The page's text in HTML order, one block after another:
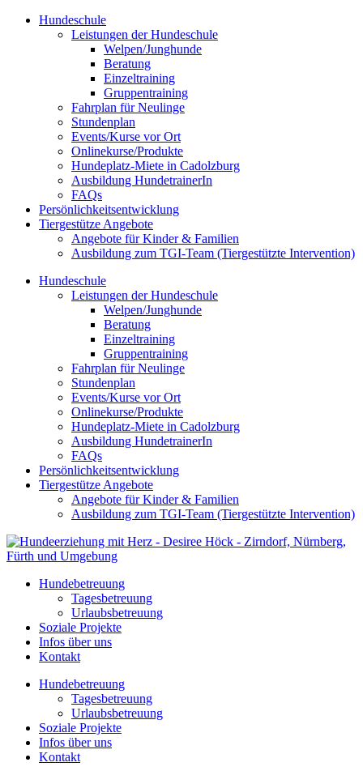
Zum
Hundeschule
Leistungen der Hundeschule
Welpen/Junghunde
Beratung
Einzeltraining
Gruppentraining
Fahrplan für Neulinge
Stundenplan
Events/Kurse vor Ort
Onlinekurse/Produkte
Hundeplatz-Miete in Cadolzburg
Ausbildung HundetrainerIn
FAQs
Persönlichkeitsentwicklung
Tiergestütze Angebote
Angebote für Kinder & Familien
Ausbildung zum TGI-Team (Tiergestützte Intervention)
Hundeschule
Leistungen der Hundeschule
Welpen/Junghunde
Beratung
Einzeltraining
Gruppentraining
Fahrplan für Neulinge
Stundenplan
Events/Kurse vor Ort
Onlinekurse/Produkte
Hundeplatz-Miete in Cadolzburg
Ausbildung HundetrainerIn
FAQs
Persönlichkeitsentwicklung
Tiergestütze Angebote
Angebote für Kinder & Familien
Ausbildung zum TGI-Team (Tiergestützte Intervention)
Hundebetreuung
Tagesbetreuung
Urlaubsbetreuung
Soziale Projekte
Infos über uns
Kontakt
Hundebetreuung
Tagesbetreuung
Urlaubsbetreuung
Soziale Projekte
Infos über uns
Kontakt